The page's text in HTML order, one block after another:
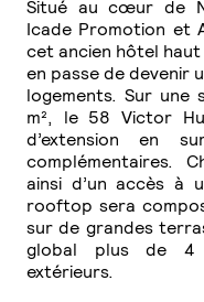
Situé au cœur de
Icade Promotion et
cet ancien hôtel
en passe de devenir
logements. Sur une
m², le 58 Victor
d’extension en
complémentaires.
ainsi d’un accès à
rooftop sera
sur de grandes
global plus de 4
extérieurs.